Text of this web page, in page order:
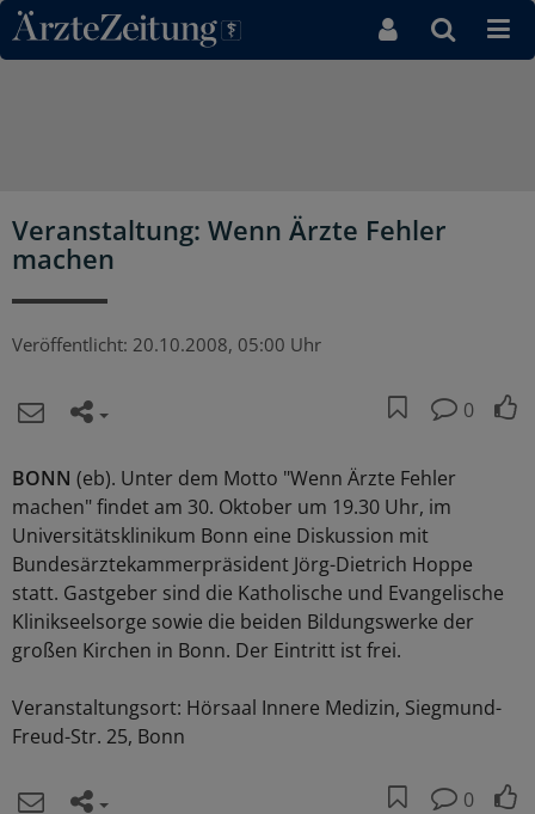
Direkt zum Inhaltsbereich
Veranstaltung: Wenn Ärzte Fehler
machen
Veröffentlicht: 20.10.2008, 05:00 Uhr
0
BONN (eb). Unter dem Motto "Wenn Ärzte Fehler
machen" findet am 30. Oktober um 19.30 Uhr, im
Universitätsklinikum Bonn eine Diskussion mit
Bundesärztekammerpräsident Jörg-Dietrich Hoppe
statt. Gastgeber sind die Katholische und Evangelische
Klinikseelsorge sowie die beiden Bildungswerke der
großen Kirchen in Bonn. Der Eintritt ist frei.
Veranstaltungsort: Hörsaal Innere Medizin, Siegmund-
Freud-Str. 25, Bonn
0